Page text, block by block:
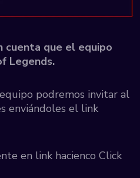
cuenta que el equipo
Legends.
podremos invitar al
enviándoles el link
en link hacienco Click